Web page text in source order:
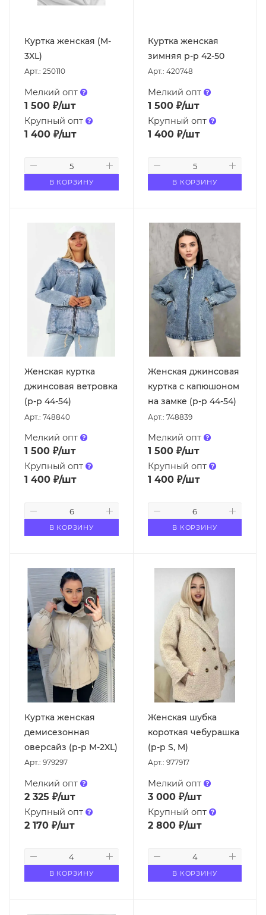
Куртка женская (M-
3XL)
Арт.: 250110
Мелкий опт
1 500 ₽/шт
Крупный опт
1 400 ₽/шт
В КОРЗИНУ
Куртка женская
зимняя р-р 42-50
Арт.: 420748
Мелкий опт
1 500₽/шт
Крупный опт
1 400₽/шт
В КОРЗИНУ
Женская куртка
джинсовая ветровка
(р-р 44-54)
Арт.: 748840
Мелкий опт
1 500 ₽/шт
Крупный опт
1 400 ₽/шт
В КОРЗИНУ
Женская джинсовая
куртка с капюшоном
на замке (р-р 44-54)
Арт.: 748839
Мелкий опт
1 500₽/шт
Крупный опт
1 400₽/шт
В КОРЗИНУ
Куртка женская
демисезонная
оверсайз (р-р M-2XL)
Арт.: 979297
Мелкий опт
2 325 ₽/шт
Крупный опт
2 170 ₽/шт
В КОРЗИНУ
Женская шубка
короткая чебурашка
(р-р S, M)
Арт.: 977917
Мелкий опт
3 000₽/шт
Крупный опт
2 800₽/шт
В КОРЗИНУ